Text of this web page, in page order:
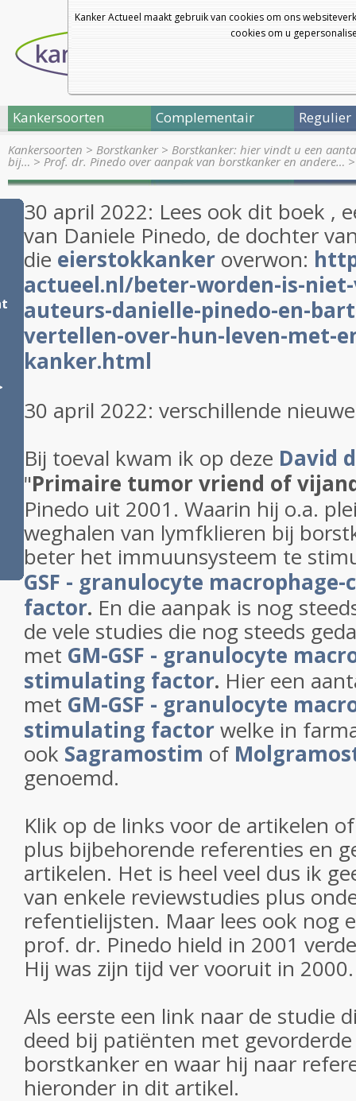
Kanker Actueel maakt gebruik van cookies om ons
cookies om u
Kankersoorten Complementair Regulier
Kankersoorten > Borstkanker> Borstkanker: hier vindt u een
bij… > Prof. dr. Pinedo over aanpak van borstkanker en andere… >
30 april 2022: Lees ook dit boek ,
van Daniele Pinedo, de dochter
die eierstokkanker overwon:
actueel.nl/beter-worden-is-
auteurs-danielle-pinedo-en-
vertellen-over-hun-leven-met-
kanker.html
30 april 2022: verschillende
Bij toeval kwam ik op deze David
"Primaire tumor vriend of
Pinedo uit 2001. Waarin hij o.a.
weghalen van lymfklieren bij
beter het immuunsysteem te
GSF - granulocyte
factor. En die aanpak is nog
de vele studies die nog steeds
met GM-GSF - granulocyte
stimulating factor. Hier een
met GM-GSF - granulocyte
stimulating factorwelke in
ook Sagramostim of
genoemd.
Klik op de links voor de artikelen
plus bijbehorende referenties en
artikelen. Het is heel veel dus ik
van enkele reviewstudies plus
refentielijsten. Maar lees ook nog
prof. dr. Pinedo hield in 2001
Hij was zijn tijd ver vooruit in
Als eerste een link naar de studie
deed bij patiënten met
borstkanker en waar hij naar
hieronder in dit artikel.